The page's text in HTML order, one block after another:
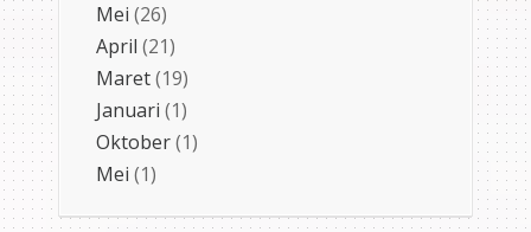
Mei (26)
April (21)
Maret(19)
Januari (1)
Oktober(1)
Mei (1)